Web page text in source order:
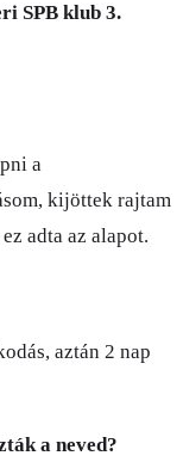
SPB klub 3.
a
kijöttek rajtam
adta az alapot.
aztán 2 nap
a neved?